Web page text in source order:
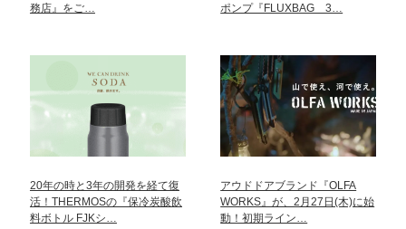
務店』をご…
ポンプ『FLUXBAG 3…
20年の時と3年の開発を経て復
活！THERMOSの『保冷炭酸飲
料ボトル FJKシ…
アウドドアブランド『OLFA
WORKS』が、2月27日(木)に始
動！初期ライン…